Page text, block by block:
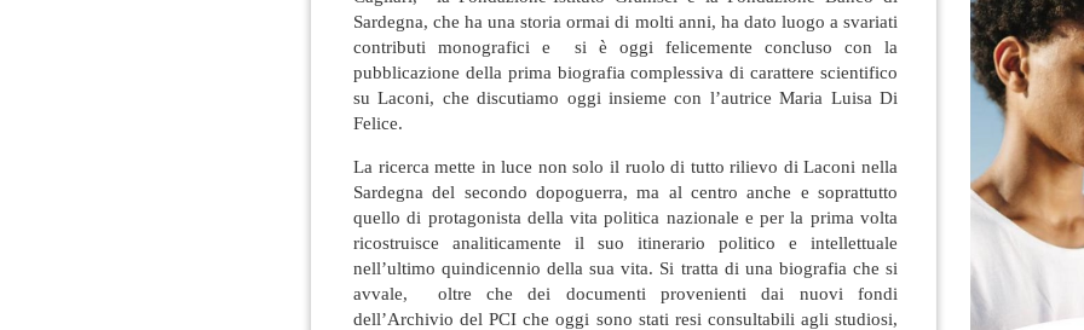
Sardegna, che ha una storia ormai di molti anni, ha dato luogo a svariati
contributi monografici e si è oggi felicemente concluso con la
pubblicazione della prima biografia complessiva di carattere scientifico
su Laconi, che discutiamo oggi insieme con l’autrice Maria Luisa Di
Felice.
La ricerca mette in luce non solo il ruolo di tutto rilievo di Laconi nella
Sardegna del secondo dopoguerra, ma al centro anche e soprattutto
quello di protagonista della vita politica nazionale e per la prima volta
ricostruisce analiticamente il suo itinerario politico e intellettuale
nell’ultimo quindicennio della sua vita. Si tratta di una biografia che si
avvale, oltre che dei documenti provenienti dai nuovi fondi
dell’Archivio del PCI che oggi sono stati resi consultabili agli studiosi,